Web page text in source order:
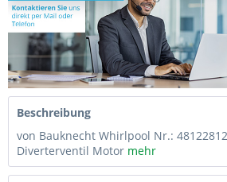
Beschreibung
von Bauknecht Whirlpool Nr.:
Diverterventil Motor mehr